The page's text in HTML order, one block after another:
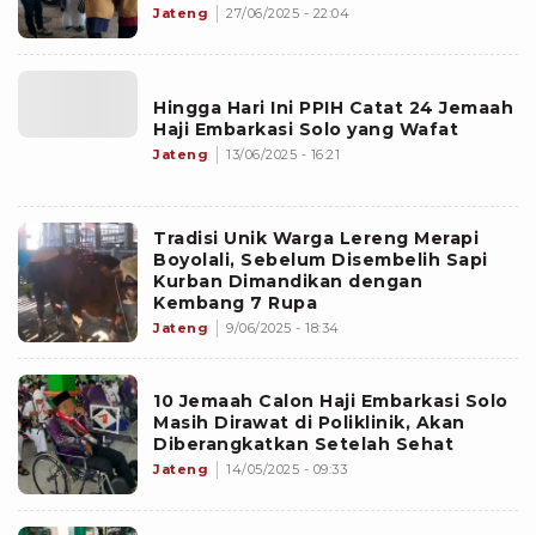
Jateng 27/06/2025 - 22:04
Hingga Hari Ini PPIH Catat 24 Jemaah
Haji Embarkasi Solo yang Wafat
Jateng 13/06/2025 - 16:21
Tradisi Unik Warga Lereng Merapi
Boyolali, Sebelum Disembelih Sapi
Kurban Dimandikan dengan
Kembang 7 Rupa
Jateng 9/06/2025 - 18:34
10 Jemaah Calon Haji Embarkasi Solo
Masih Dirawat di Poliklinik, Akan
Diberangkatkan Setelah Sehat
Jateng 14/05/2025 - 09:33